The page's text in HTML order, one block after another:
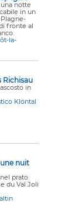
notte
in un
fronte al
la-
Richisau
in
Klöntal
nuit
prato
du Val Joli